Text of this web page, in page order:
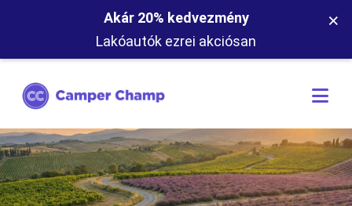
Akár 20% kedvezmény
Lakóautók ezrei akciósan
×